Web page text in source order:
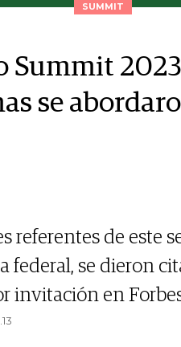
SUMMIT
Summit
se
referentes de este
federal, se dieron
invitación en